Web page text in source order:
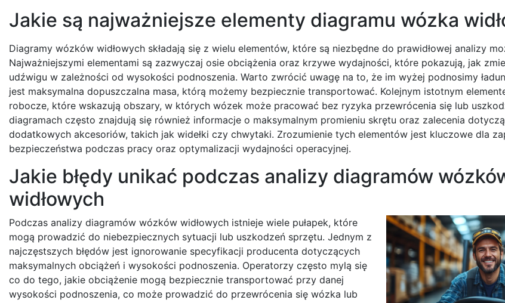
Jakie są najważniejsze elementy diagramu wózka
Diagramy wózków widłowych składają się z wielu elementów, które są niezbędne do prawidłowej analizy
Najważniejszymi elementami są zazwyczaj osie obciążenia oraz krzywe wydajności, które pokazują, jak
udźwigu w zależności od wysokości podnoszenia. Warto zwrócić uwagę na to, że im wyżej podnosimy
jest maksymalna dopuszczalna masa, którą możemy bezpiecznie transportować. Kolejnym istotnym
robocze, które wskazują obszary, w których wózek może pracować bez ryzyka przewrócenia się lub
diagramach często znajdują się również informacje o maksymalnym promieniu skrętu oraz zalecenia
dodatkowych akcesoriów, takich jak widełki czy chwytaki. Zrozumienie tych elementów jest kluczowe dla
bezpieczeństwa podczas pracy oraz optymalizacji wydajności operacyjnej.
Jakie błędy unikać podczas analizy diagramów
widłowych
Podczas analizy diagramów wózków widłowych istnieje wiele pułapek, które
mogą prowadzić do niebezpiecznych sytuacji lub uszkodzeń sprzętu. Jednym z
najczęstszych błędów jest ignorowanie specyfikacji producenta dotyczących
maksymalnych obciążeń i wysokości podnoszenia. Operatorzy często mylą się
co do tego, jakie obciążenie mogą bezpiecznie transportować przy danej
wysokości podnoszenia, co może prowadzić do przewrócenia się wózka lub